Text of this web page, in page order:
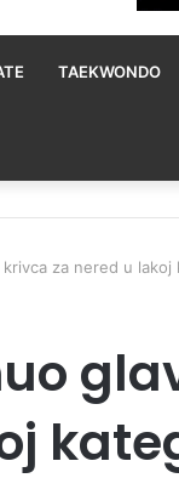
TAEKWONDO
za nered u lakoj